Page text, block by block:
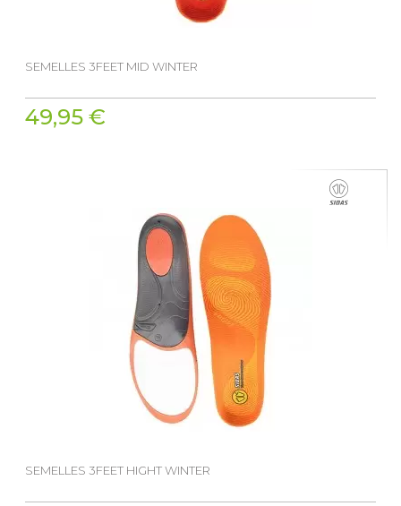
SEMELLES 3FEET MID WINTER
49,95 €
SEMELLES 3FEET HIGHT WINTER